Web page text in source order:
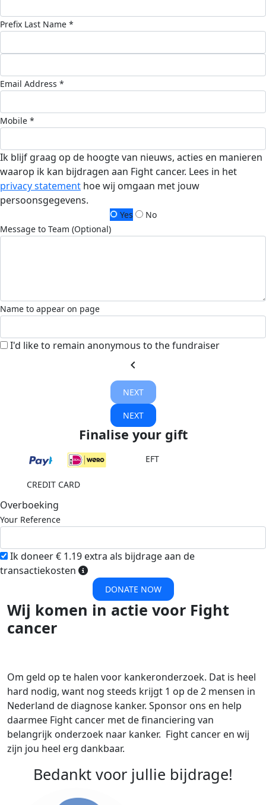
Prefix Last Name *
Email Address *
Mobile *
Ik blijf graag op de hoogte van nieuws, acties en manieren
waarop ik kan bijdragen aan Fight cancer. Lees in het
privacy statement hoe wij omgaan met jouw
persoonsgegevens.
Yes
No
Message to Team (Optional)
Name to appear on page
I'd like to remain anonymous to the fundraiser
chevron_left
NEXT
NEXT
Finalise your gift
EFT
CREDIT CARD
Overboeking
Your Reference
Ik doneer € 1.19 extra als bijdrage aan de
transactiekosten
DONATE NOW
Wij komen in actie voor Fight
cancer
Om geld op te halen voor kankeronderzoek. Dat is heel
hard nodig, want nog steeds krijgt 1 op de 2 mensen in
Nederland de diagnose kanker. Sponsor ons en help
daarmee Fight cancer met de financiering van
belangrijk onderzoek naar kanker. Fight cancer en wij
zijn jou heel erg dankbaar.
Bedankt voor jullie bijdrage!